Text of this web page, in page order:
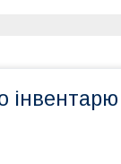
інвентарю